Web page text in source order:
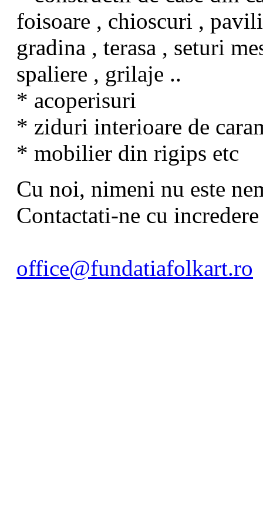
foisoare , chioscuri ,
gradina , terasa , seturi
spaliere , grilaje ..
* acoperisuri
* ziduri interioare de
* mobilier din rigips etc
Cu noi, nimeni nu este
Contactati-ne cu
office@fundatiafolkart.ro